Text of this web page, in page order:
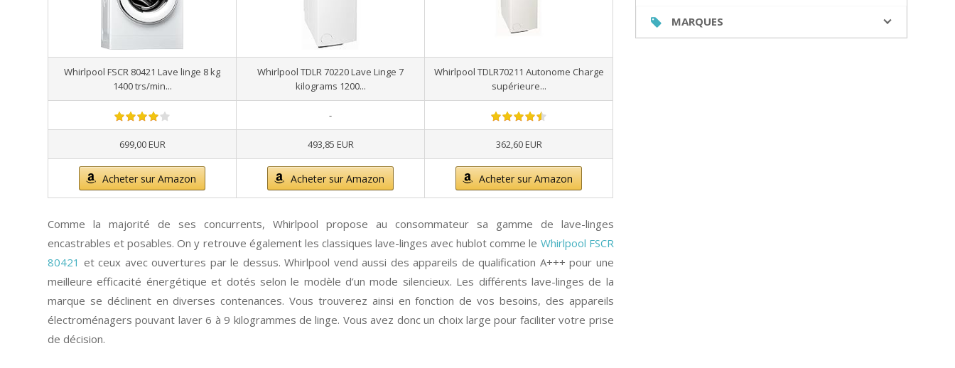
Whirlpool FSCR 80421 Lave linge 8 kg
1400 trs/min...
Whirlpool TDLR 70220 Lave Linge 7
kilograms 1200...
Whirlpool TDLR70211 Autonome Charge
supérieure...
-
699,00 EUR 493,85 EUR 362,60 EUR
Acheter sur Amazon Acheter sur Amazon Acheter sur Amazon
Comme la majorité de ses concurrents, Whirlpool propose au consommateur sa gamme de lave-linges
encastrables et posables. On y retrouve également les classiques lave-linges avec hublot comme le Whirlpool FSCR
80421 et ceux avec ouvertures par le dessus. Whirlpool vend aussi des appareils de qualification A+++ pour une
meilleure efficacité énergétique et dotés selon le modèle d’un mode silencieux. Les différents lave-linges de la
marque se déclinent en diverses contenances. Vous trouverez ainsi en fonction de vos besoins, des appareils
électroménagers pouvant laver 6 à 9 kilogrammes de linge. Vous avez donc un choix large pour faciliter votre prise
de décision.
MARQUES